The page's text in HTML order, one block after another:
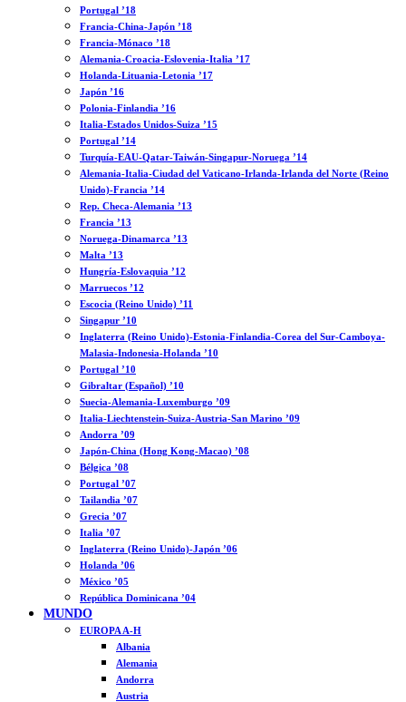
Portugal ’18
Francia-China-Japón ’18
Francia-Mónaco ’18
Alemania-Croacia-Eslovenia-Italia ’17
Holanda-Lituania-Letonia ’17
Japón ’16
Polonia-Finlandia ’16
Italia-Estados Unidos-Suiza ’15
Portugal ’14
Turquía-EAU-Qatar-Taiwán-Singapur-Noruega ’14
Alemania-Italia-Ciudad del Vaticano-Irlanda-Irlanda del Norte (Reino
Unido)-Francia ’14
Rep. Checa-Alemania ’13
Francia ’13
Noruega-Dinamarca ’13
Malta ’13
Hungría-Eslovaquia ’12
Marruecos ’12
Escocia (Reino Unido) ’11
Singapur ’10
Inglaterra (Reino Unido)-Estonia-Finlandia-Corea del Sur-Camboya-
Malasia-Indonesia-Holanda ’10
Portugal ’10
Gibraltar (Español) ’10
Suecia-Alemania-Luxemburgo ’09
Italia-Liechtenstein-Suiza-Austria-San Marino ’09
Andorra ’09
Japón-China (Hong Kong-Macao) ’08
Bélgica ’08
Portugal ’07
Tailandia ’07
Grecia ’07
Italia ’07
Inglaterra (Reino Unido)-Japón ’06
Holanda ’06
México ’05
República Dominicana ’04
MUNDO
EUROPA A-H
Albania
Alemania
Andorra
Austria